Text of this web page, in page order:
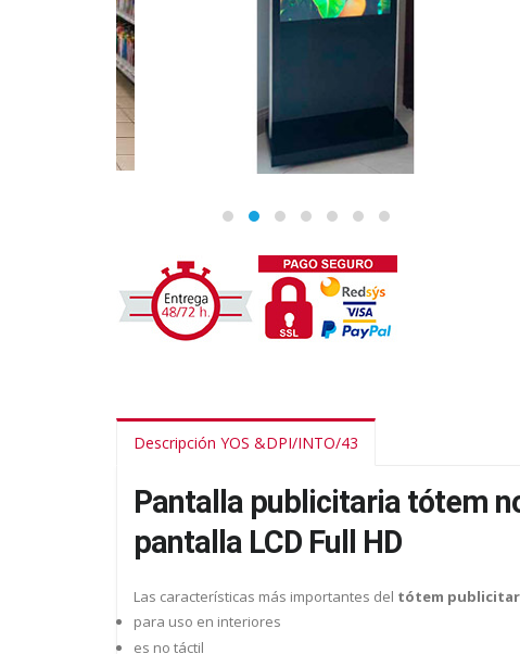
Descripción YOS &DPI/INTO/43
Pantalla publicitaria tótem
pantalla LCD Full HD
Las características más importantes del tótem
para uso en interiores
es no táctil